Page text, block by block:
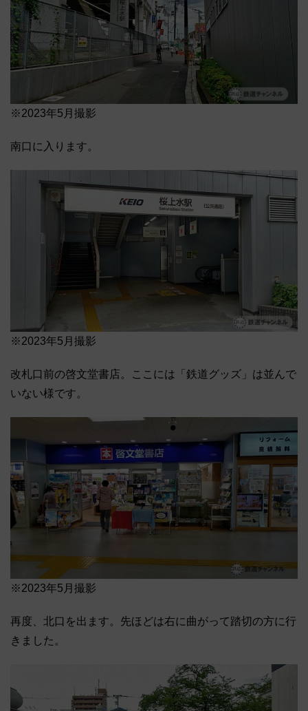
※2023年5月撮影
南口に入ります。
※2023年5月撮影
改札口前の啓文堂書店。ここには「鉄道グッズ」は並んで
いない様です。
※2023年5月撮影
再度、北口を出ます。先ほどは右に曲がって踏切の方に行
きました。